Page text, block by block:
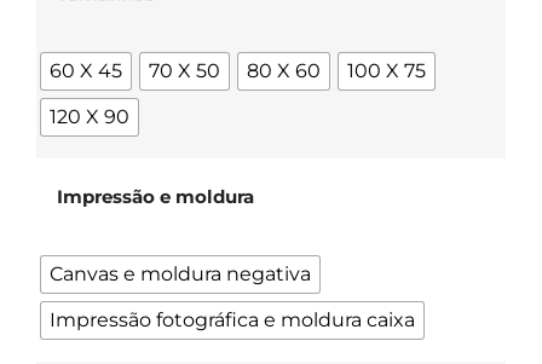
60 X 45 70 X 50 80 X 60
100 X 75
120 X 90
Impressão e moldura
Canvas e moldura negativa
Impressão fotográfica e moldura caixa